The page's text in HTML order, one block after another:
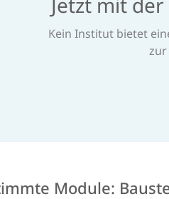
Kein Institut bietet
zur
Module: